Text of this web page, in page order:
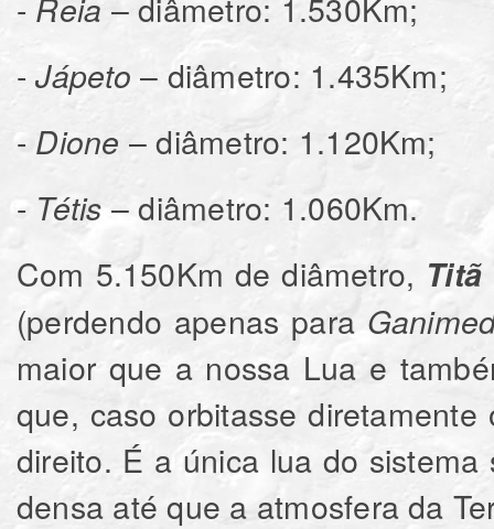
-Jápeto – diâmetro: 1.435Km;
- Dione – diâmetro: 1.120Km;
- Tétis – diâmetro: 1.060Km.
Com 5.150Km de diâmetro, Titã
(perdendo apenas para
maior que a nossa Lua e
que, caso orbitasse
direito. É a única lua do
densa até que a atmosfera da